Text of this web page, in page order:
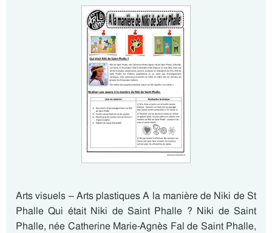
Arts visuels – Arts plastiques A la manière de Niki de St
Phalle Qui était Niki de Saint Phalle ? Niki de Saint
Phalle, née Catherine Marie-Agnès Fal de Saint Phalle,